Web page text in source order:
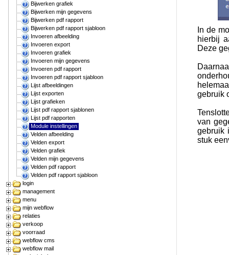
Bijwerken grafiek
Bijwerken mijn gegevens
Bijwerken pdf rapport
Bijwerken pdf rapport sjabloon
Invoeren afbeelding
Invoeren export
Invoeren grafiek
Invoeren mijn gegevens
Invoeren pdf rapport
Invoeren pdf rapport sjabloon
Lijst afbeeldingen
Lijst exporten
Lijst grafieken
Lijst pdf rapport sjablonen
Lijst pdf rapporten
Module instellingen
Velden afbeelding
Velden export
Velden grafiek
Velden mijn gegevens
Velden pdf rapport
Velden pdf rapport sjabloon
login
management
menu
mijn webflow
relaties
verkoop
voorraad
webflow cms
webflow mail
In de
hierbij
Deze
gebruik
van
gebruik
stuk